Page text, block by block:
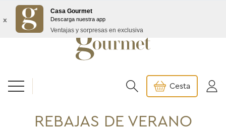
Envío GRATIS a partir de 99€/145€ Baleares
Cesta
REBAJAS DE VERANO
x
Casa Gourmet
Descarga nuestra app
Ventajas y sorpresas en exclusiva